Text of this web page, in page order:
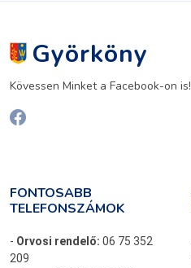
Györköny
Kövessen Minket a Facebook-on is!
FONTOSABB
TELEFONSZÁMOK
- Orvosi rendelő: 06 75 352
209